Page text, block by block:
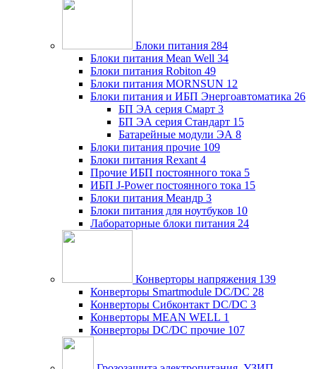
Блоки питания 284
Блоки питания Mean Well 34
Блоки питания Robiton 49
Блоки питания MORNSUN 12
Блоки питания и ИБП Энергоавтоматика 26
БП ЭА серия Смарт 3
БП ЭА серия Стандарт 15
Батарейные модули ЭА 8
Блоки питания прочие 109
Блоки питания Rexant 4
Прочие ИБП постоянного тока 5
ИБП J-Power постоянного тока 15
Блоки питания Меандр 3
Блоки питания для ноутбуков 10
Лабораторные блоки питания 24
Конверторы напряжения 139
Конверторы Smartmodule DC/DC 28
Конверторы Сибконтакт DC/DC 3
Конверторы MEAN WELL 1
Конверторы DC/DC прочие 107